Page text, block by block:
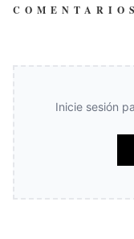
COMENTARIOS
Inicie sesión